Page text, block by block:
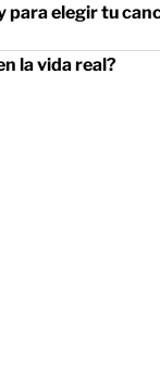
elegir tu
la vida real?